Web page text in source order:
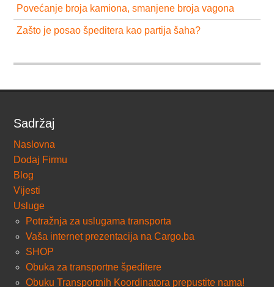
Povećanje broja kamiona, smanjene broja vagona
Zašto je posao špeditera kao partija šaha?
Sadržaj
Naslovna
Dodaj Firmu
Blog
Vijesti
Usluge
Potražnja za uslugama transporta
Vaša internet prezentacija na Cargo.ba
SHOP
Obuka za transportne špeditere
Obuku Transportnih Koordinatora prepustite nama!